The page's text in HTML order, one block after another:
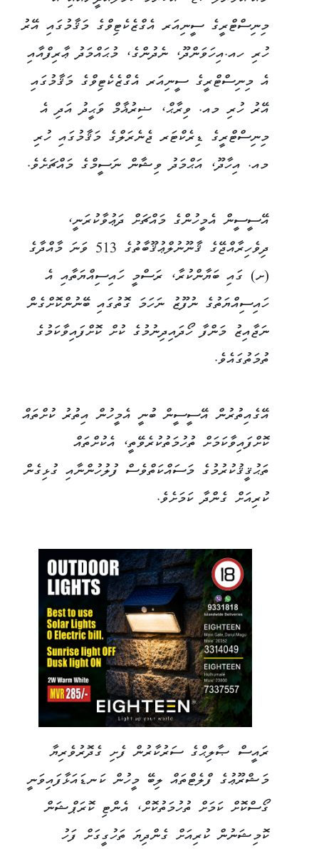
މިނިސްޓްރީގެ ސީނިއަރ އެގްޒެކެޓިވްގެ މަޤާމުގައި އޭރު
ހުރި ހއ.އިހަވަންދޫ، ނެދުންގެ، މުޙައްމަދު ޢާރިފްއާއި
އެ މިނިސްޓްރީގެ ސީނިއަރ އެގްޒެކެޓިވްގެ މަޤާމުގައި
އޭރު ހުރި މއ. ވިރާޙް، ޟިރުޣާމް ވަޙީދު އަދި އެ
މިނިސްޓްރީގެ ޑިރެކްޓަރ ޖެނެރަލްގެ މަޤާމުގައި ހުރި
މއ. އިހާދޫ، އަޙްމަދު ވިޝާން ނަސީމްގެ މައްޗަށެވެ.
އޭސީސީން އެމީހުންގެ މައްޗަށް ދަޢުވާކުރަނީ،
ދިވެހިރާއްޖޭގެ ޤާނޫނުލްޢުޤޫބާތުގެ 513 ވަނަ މާއްދާގެ
(ށ) ގައި ބަޔާންކުރާ، ރަސްމީ ހައިސިއްޔަތާއި އެ
ހައިސިއްޔަތުގެ ނުފޫޒު ނަހަމަ ގޮތުގައި ބޭނުންކޮށްގެން
ނަޖާއިޒު މަންފާ ހޯދައިދިނުމުގެ ކުށް ކޮށްފައިވާކަމުގެ
ތުމަތުގައެވެ.
އޭގެއިތުރުން އޭސީސީން ބުނީ އެމީހުން އިތުރު ކުށްތައް
ކޮށްފައިވާކަމަށް ތުހުމަތުކުރެވޭތީ، އެކުށްތައް
ތަޙުޤީޤުކުރުމުގެ މަސައްކަތްވެސް ފުލުހުންނާއި ގުޅިގެން
ކުރިއަށް ގެންދާ ކަމަށެވެ.
ރައީސް ޞާލިޙްގެ ސަރުކާރުން ފެށި ގެދޮރުވެރިޔާ
މަޝްރޫޢުގެ ފްލެޓްތައް ލިބޭ މީހުން ކަނޑައަޅާފައިވަނީ
ގޯސްކޮށް ކަމަށް ތުހުމަތުކޮށް، އެންޓި ކޮރަޕްޝަން
ކޮމިޝަނުން ކުރިއަށް ގެންދިޔަ ތަހުގީގަށް ފަހު